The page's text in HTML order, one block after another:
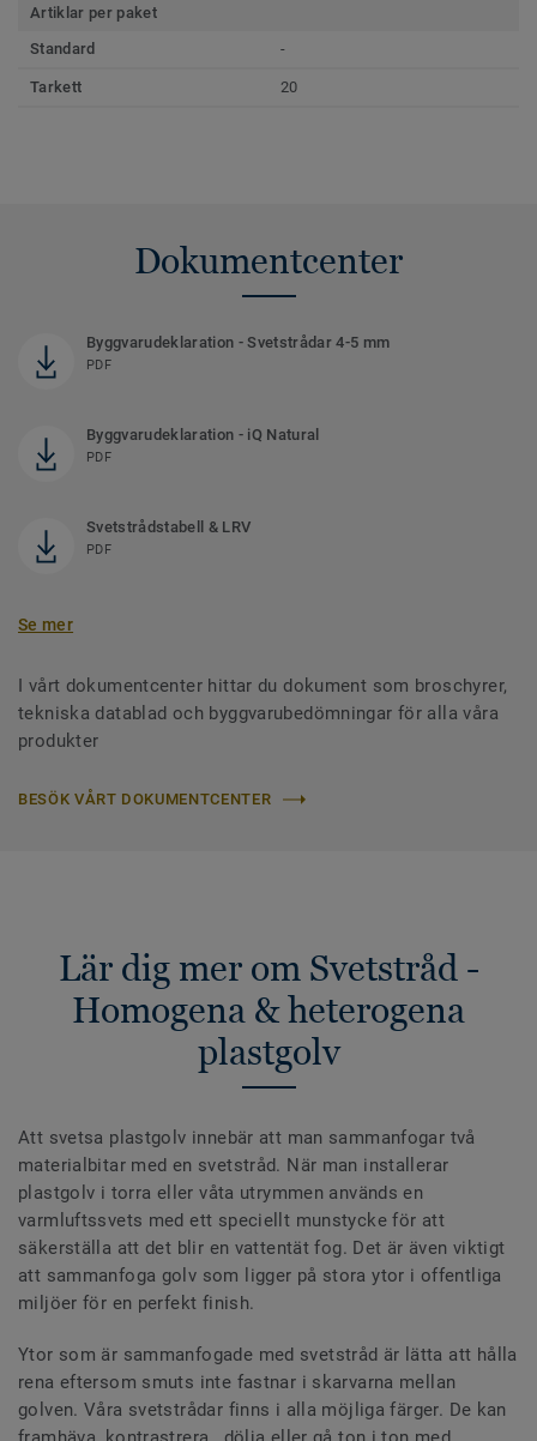
Artiklar per paket
Standard
-
Tarkett 20
Dokumentcenter
Byggvarudeklaration - Svetstrådar 4-5 mm
PDF
Byggvarudeklaration - iQ Natural
PDF
Svetstrådstabell & LRV
PDF
Se mer
I vårt dokumentcenter hittar du dokument som broschyrer,
tekniska datablad och byggvarubedömningar för alla våra
produkter
BESÖK VÅRT DOKUMENTCENTER
Lär dig mer om Svetstråd -
Homogena & heterogena
plastgolv
Att svetsa plastgolv innebär att man sammanfogar två
materialbitar med en svetstråd. När man installerar
plastgolv i torra eller våta utrymmen används en
varmluftssvets med ett speciellt munstycke för att
säkerställa att det blir en vattentät fog. Det är även viktigt
att sammanfoga golv som ligger på stora ytor i offentliga
miljöer för en perfekt finish.
Ytor som är sammanfogade med svetstråd är lätta att hålla
rena eftersom smuts inte fastnar i skarvarna mellan
golven. Våra svetstrådar finns i alla möjliga färger. De kan